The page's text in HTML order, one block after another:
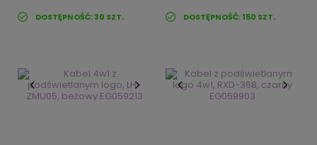
DOSTĘPNOŚĆ:30 SZT. DOSTĘPNOŚĆ:150 SZT.